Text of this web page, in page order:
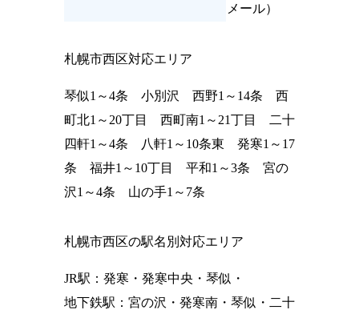
メール）
札幌市西区対応エリア
琴似1～4条 小別沢 西野1～14条 西
町北1～20丁目 西町南1～21丁目 二十
四軒1～4条 八軒1～10条東 発寒1～17
条 福井1～10丁目 平和1～3条 宮の
沢1～4条 山の手1～7条
札幌市西区の駅名別対応エリア
JR駅：発寒・発寒中央・琴似・
地下鉄駅：宮の沢・発寒南・琴似・二十